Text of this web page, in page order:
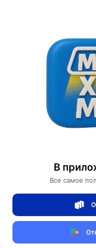
В
Все самое
Категории
Подвесные
Подвесной
0
Магазин Table lamps
Артикул: